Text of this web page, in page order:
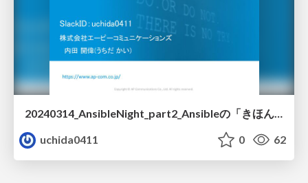
20240314_AnsibleNight_part2_Ansibleの「きほん」の「き」
uchida0411
0 62